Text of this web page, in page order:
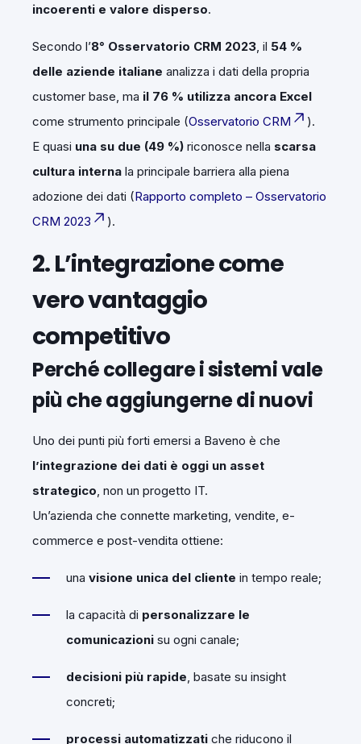
incoerenti e valore disperso.
Secondo l’8° Osservatorio CRM 2023 , il 54 %
delle aziende italiane analizza i dati della propria
customer base, ma il 76 % utilizza ancora Excel
come strumento principale (Osservatorio CRM
).
E quasi una su due (49 %) riconosce nella scarsa
cultura interna la principale barriera alla piena
adozione dei dati (Rapporto completo – Osservatorio
CRM 2023
).
2. L’integrazione come
vero vantaggio
competitivo
Perché collegare i sistemi vale
più che aggiungerne di nuovi
Uno dei punti più forti emersi a Baveno è che
l’integrazione dei dati è oggi un asset
strategico , non un progetto IT.
Un’azienda che connette marketing, vendite, e-
commerce e post-vendita ottiene:
una visione unica del cliente in tempo reale;
la capacità di personalizzare le
comunicazioni su ogni canale;
decisioni più rapide , basate su insight
concreti;
processi automatizzati che riducono il